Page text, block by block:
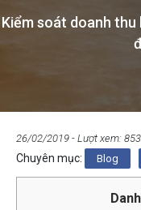
Kiểm soát doanh thu
26/02/2019 - Lượt xem: 853
Chuyên mục: Blog